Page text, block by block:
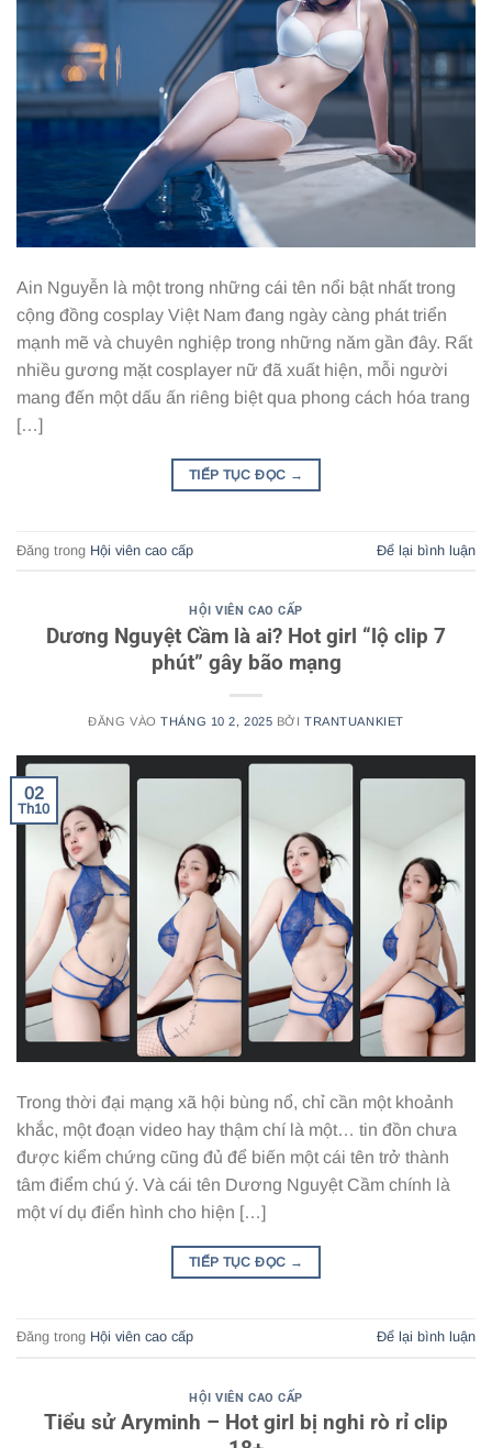
Ain Nguyễn là một trong những cái tên nổi bật nhất trong
cộng đồng cosplay Việt Nam đang ngày càng phát triển
mạnh mẽ và chuyên nghiệp trong những năm gần đây. Rất
nhiều gương mặt cosplayer nữ đã xuất hiện, mỗi người
mang đến một dấu ấn riêng biệt qua phong cách hóa trang
[…]
TIẾP TỤC ĐỌC →
Đăng trong Hội viên cao cấp Để lại bình luận
HỘI VIÊN CAO CẤP
Dương Nguyệt Cầm là ai? Hot girl “lộ clip 7
phút” gây bão mạng
ĐĂNG VÀOTHÁNG 10 2, 2025 BỞITRANTUANKIET
02
Th10
Trong thời đại mạng xã hội bùng nổ, chỉ cần một khoảnh
khắc, một đoạn video hay thậm chí là một… tin đồn chưa
được kiểm chứng cũng đủ để biến một cái tên trở thành
tâm điểm chú ý. Và cái tên Dương Nguyệt Cầm chính là
một ví dụ điển hình cho hiện […]
TIẾP TỤC ĐỌC →
Đăng trong Hội viên cao cấp Để lại bình luận
HỘI VIÊN CAO CẤP
Tiểu sử Aryminh – Hot girl bị nghi rò rỉ clip